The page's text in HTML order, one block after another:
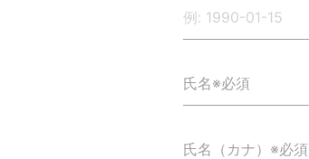
氏名※必須
氏名（カナ）※必須